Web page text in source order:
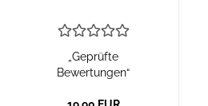
„Geprüfte
Bewertungen“